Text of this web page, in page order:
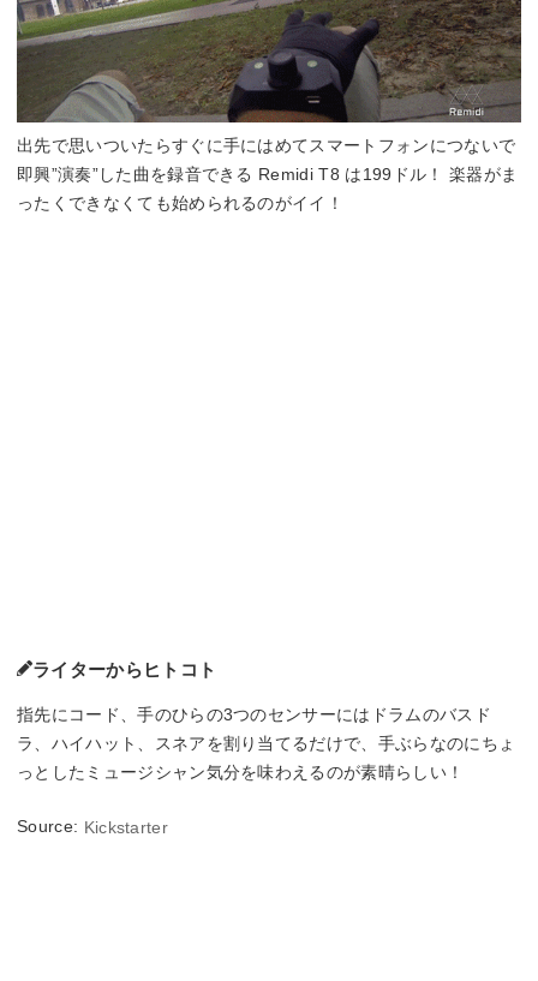
出先で思いついたらすぐに手にはめてスマートフォンにつないで
即興”演奏”した曲を録音できる Remidi T8 は199ドル！ 楽器がま
ったくできなくても始められるのがイイ！
ライターからヒトコト
指先にコード、手のひらの3つのセンサーにはドラムのバスド
ラ、ハイハット、スネアを割り当てるだけで、手ぶらなのにちょ
っとしたミュージシャン気分を味わえるのが素晴らしい！
Source: Kickstarter